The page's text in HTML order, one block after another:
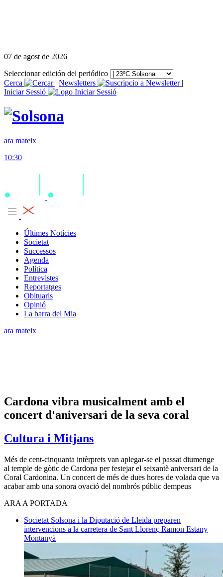
07 de agost de 2026
Seleccionar edición del periódico
Cerca
| Newsletters
|
Iniciar Sessió
ara mateix
10:30
Últimes Notícies
Societat
Successos
Agenda
Política
Entrevistes
Reportatges
Obituaris
Opinió
La barra del Mia
ara mateix
Cardona vibra musicalment amb el
concert d'aniversari de la seva coral
Cultura i Mitjans
Més de cent-cinquanta intèrprets van aplegar-se el passat diumenge
al temple de gòtic de Cardona per festejar el seixantè aniversari de la
Coral Cardonina. Un concert de més de dues hores de volada que va
acabar amb una sonora ovació del nombrós públic dempeus
ARA A PORTADA
Societat Solsona i la Diputació de Lleida preparen
intervencions a la carretera de Sant Llorenç Ramon Estany
Montanyà